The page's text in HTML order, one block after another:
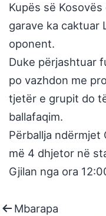
Kupës së
garave ka caktuar
oponent.
Duke përjashtuar
po vazhdon me
tjetër e grupit do
ballafaqim.
Përballja ndërmjet
më 4 dhjetor në
Gjilan nga ora
Mbarapa